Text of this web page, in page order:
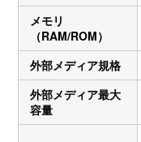
メモリ
（RAM/ROM）
外部メディア規格
外部メディア最大
容量